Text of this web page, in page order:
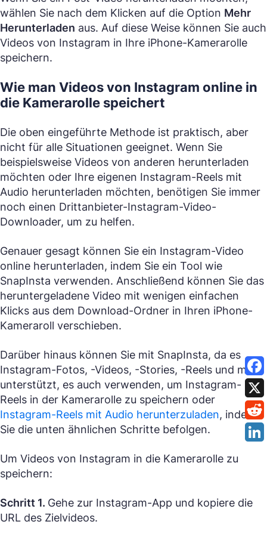
wählen Sie nach dem Klicken auf die Option Mehr
Herunterladen aus. Auf diese Weise können Sie auch
Videos von Instagram in Ihre iPhone-Kamerarolle
speichern.
Wie man Videos von Instagram online in
die Kamerarolle speichert
Die oben eingeführte Methode ist praktisch, aber
nicht für alle Situationen geeignet. Wenn Sie
beispielsweise Videos von anderen herunterladen
möchten oder Ihre eigenen Instagram-Reels mit
Audio herunterladen möchten, benötigen Sie immer
noch einen Drittanbieter-Instagram-Video-
Downloader, um zu helfen.
Genauer gesagt können Sie ein Instagram-Video
online herunterladen, indem Sie ein Tool wie
SnapInsta verwenden. Anschließend können Sie das
heruntergeladene Video mit wenigen einfachen
Klicks aus dem Download-Ordner in Ihren iPhone-
Kameraroll verschieben.
Darüber hinaus können Sie mit SnapInsta, da es
Instagram-Fotos, -Videos, -Stories, -Reels und mehr
unterstützt, es auch verwenden, um Instagram-
Reels in der Kamerarolle zu speichern oder
Instagram-Reels mit Audio herunterzuladen, indem
Sie die unten ähnlichen Schritte befolgen.
Um Videos von Instagram in die Kamerarolle zu
speichern:
Schritt 1. Gehe zur Instagram-App und kopiere die
URL des Zielvideos.